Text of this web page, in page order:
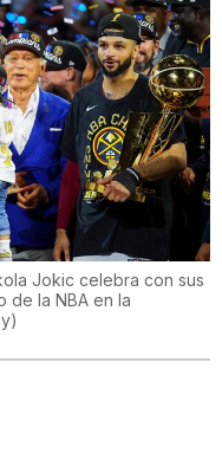
Jokic celebra con sus
de la NBA en la
)